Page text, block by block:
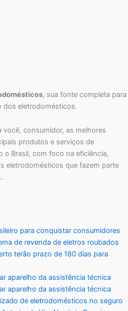
, sua fonte completa para
dos eletrodomésticos.
consumidor, as melhores
produtos e serviços de
o Brasil, com foco na eficiência,
eletrodomésticos que fazem parte
para conquistar consumidores
de revenda de eletros roubados
terão prazo de 180 dias para
aparelho da assistência técnica
aparelho da assistência técnica
de eletrodomésticos no seguro